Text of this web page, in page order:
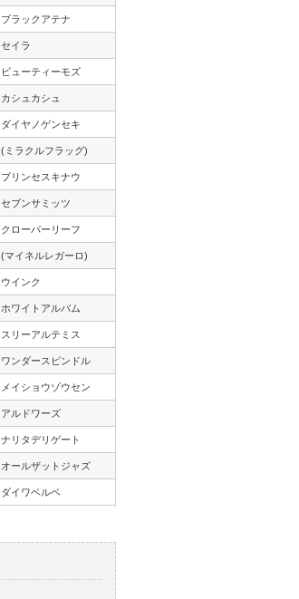
ブラックアテナ
セイラ
ビューティーモズ
カシュカシュ
ダイヤノゲンセキ
(ミラクルフラッグ)
プリンセスキナウ
セブンサミッツ
クローバーリーフ
(マイネルレガーロ)
ウインク
ホワイトアルバム
スリーアルテミス
ワンダースピンドル
メイショウゾウセン
アルドワーズ
ナリタデリゲート
オールザットジャズ
ダイワベルベ